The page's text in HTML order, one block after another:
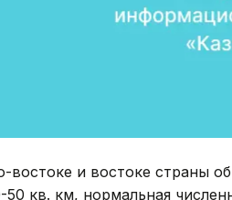
востоке и востоке страны
кв. км, нормальная